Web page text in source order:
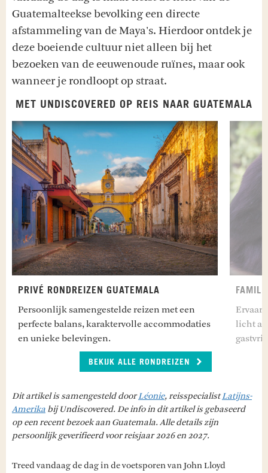
Guatemalteekse bevolking een directe
afstammeling van de Maya's. Hierdoor ontdek je
deze boeiende cultuur niet alleen bij het
bezoeken van de eeuwenoude ruïnes, maar ook
wanneer je rondloopt op straat.
MET UNDISCOVERED OP REIS NAAR GUATEMALA
PRIVÉ RONDREIZEN GUATEMALA
Persoonlijk samengestelde reizen met een
perfecte balans, karaktervolle accommodaties
en unieke belevingen.
BEKIJK ALLE RONDREIZEN
Ervaar
licht
Dit artikel is samengesteld doorLéonie, reisspecialistLatijns-
Amerika bij Undiscovered. De info in dit artikel is gebaseerd
op een recent bezoek aan Guatemala. Alle details zijn
persoonlijk geverifieerd voor reisjaar 2026 en 2027.
Treed vandaag de dag in de voetsporen van John Lloyd